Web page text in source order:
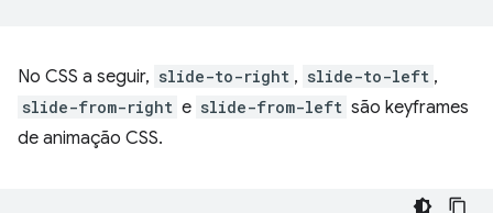
No CSS a seguir, slide-to-right , slide-to-left ,
slide-from-right e slide-from-left são keyframes
de animação CSS.